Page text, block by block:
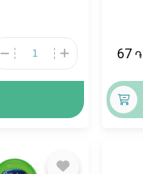
67 ֏